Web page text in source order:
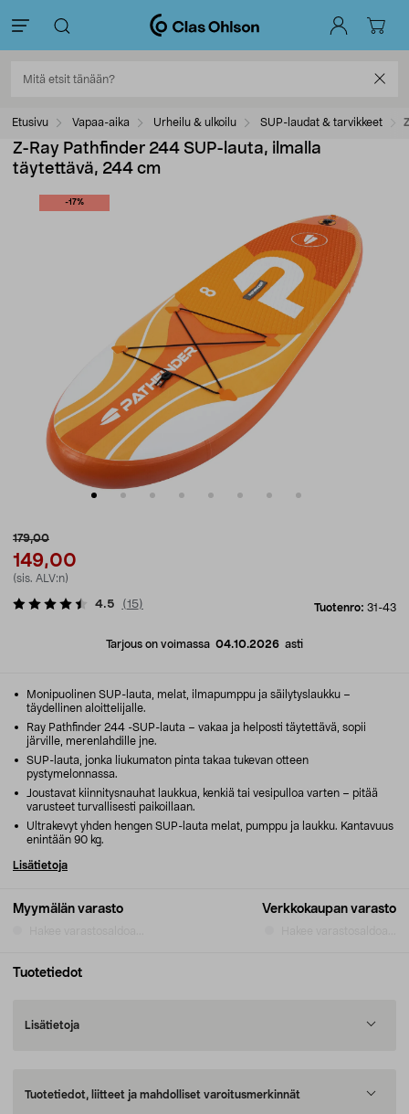
Etusivu Vapaa-aika Urheilu & ulkoilu SUP-laudat & tarvikkeet
Z-Ray Pathfinder 244 SUP-lauta, ilmalla
täytettävä, 244 cm
-17%
179,00
149,00
(sis. ALV:n)
Tuotenro: 31-43
4.5 (15)
Tarjous on voimassa 04.10.2026 asti
Myymälän varasto Verkkokaupan varasto
Monipuolinen SUP-lauta, melat, ilmapumppu ja säilytyslaukku –
täydellinen aloittelijalle.
Ray Pathfinder 244 -SUP-lauta – vakaa ja helposti täytettävä, sopii
järville, merenlahdille jne.
SUP-lauta, jonka liukumaton pinta takaa tukevan otteen
pystymelonnassa.
Joustavat kiinnitysnauhat laukkua, kenkiä tai vesipulloa varten – pitää
varusteet turvallisesti paikoillaan.
Ultrakevyt yhden hengen SUP-lauta melat, pumppu ja laukku. Kantavuus
enintään 90 kg.
Lisätietoja
Tuotetiedot
Lisätietoja
Tuotetiedot, liitteet ja mahdolliset varoitusmerkinnät